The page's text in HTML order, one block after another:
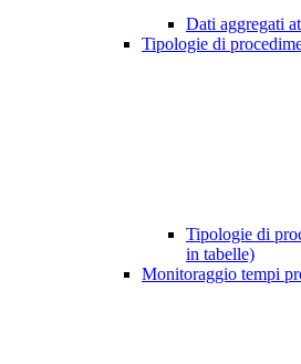
Dati aggregati
Tipologie di
Tipologie di
in tabelle)
Monitoraggio tempi